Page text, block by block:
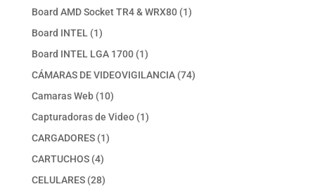
productos
Board AMD Socket TR4 & WRX80 11
Board INTEL 11
producto
Board INTEL LGA 1700 11
producto
CÁMARAS DE VIDEOVIGILANCIA 7474
Camaras Web 1010
productos
Capturadoras de Video 11
CARGADORES 11
CARTUCHOS 44
productos
CELULARES 2828